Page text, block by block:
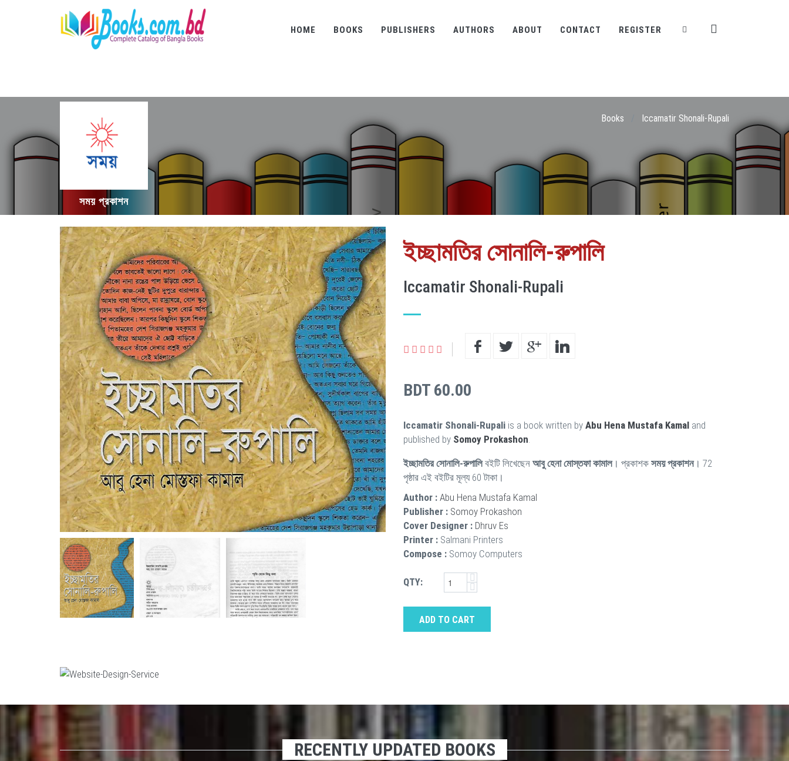
HOME BOOKS PUBLISHERS AUTHORS ABOUT CONTACT REGISTER
সময় প্রকাশন
Books Iccamatir Shonali-Rupali
ইচ্ছামতির সোনালি-রুপালি
Iccamatir Shonali-Rupali
BDT 60.00
Iccamatir Shonali-Rupali is a book written by Abu Hena Mustafa Kamal and
published by Somoy Prokashon.
ইচ্ছামতির সোনালি-রুপালিবইটি লিখেছেন আবু হেনা মোস্তফা কামাল। প্রকাশক সময় প্রকাশন। 72
পৃষ্ঠার এই বইটির মূল্য 60 টাকা।
Author : Abu Hena Mustafa Kamal
Publisher : Somoy Prokashon
Cover Designer : Dhruv Es
Printer : Salmani Printers
Compose : Somoy Computers
QTY:
ADD TO CART
RECENTLY UPDATED BOOKS